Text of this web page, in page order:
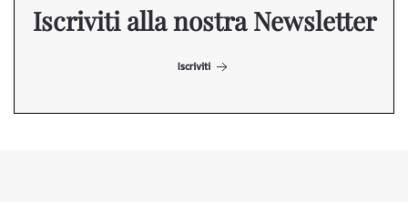
Iscriviti alla nostra Newsletter
Iscriviti